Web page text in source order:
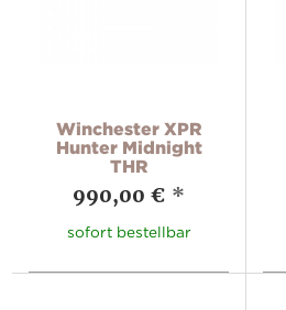
Winchester XPR
Hunter Midnight
THR
990,00 € *
sofort bestellbar